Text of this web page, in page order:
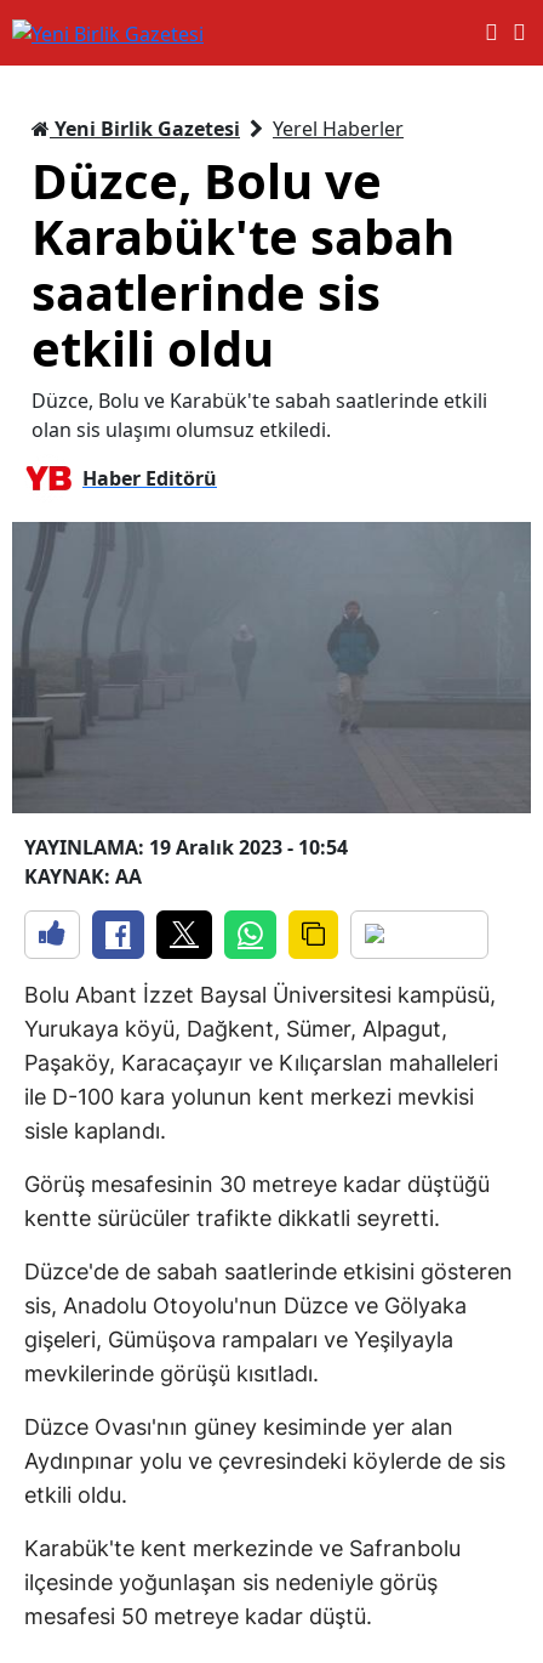
Yeni Birlik Gazetesi Yerel Haberler
Düzce, Bolu ve
Karabük'te sabah
saatlerinde sis
etkili oldu
Düzce, Bolu ve Karabük'te sabah saatlerinde etkili
olan sis ulaşımı olumsuz etkiledi.
Haber Editörü
YAYINLAMA: 19 Aralık 2023 - 10:54
KAYNAK: AA
Bolu Abant İzzet Baysal Üniversitesi kampüsü,
Yurukaya köyü, Dağkent, Sümer, Alpagut,
Paşaköy, Karacaçayır ve Kılıçarslan mahalleleri
ile D-100 kara yolunun kent merkezi mevkisi
sisle kaplandı.
Görüş mesafesinin 30 metreye kadar düştüğü
kentte sürücüler trafikte dikkatli seyretti.
Düzce'de de sabah saatlerinde etkisini gösteren
sis, Anadolu Otoyolu'nun Düzce ve Gölyaka
gişeleri, Gümüşova rampaları ve Yeşilyayla
mevkilerinde görüşü kısıtladı.
Düzce Ovası'nın güney kesiminde yer alan
Aydınpınar yolu ve çevresindeki köylerde de sis
etkili oldu.
Karabük'te kent merkezinde ve Safranbolu
ilçesinde yoğunlaşan sis nedeniyle görüş
mesafesi 50 metreye kadar düştü.